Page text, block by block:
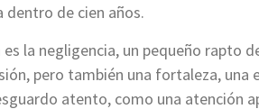
dentro de cien años.
es la negligencia, un pequeño rapto
pero también una fortaleza, una
atento, como una atención